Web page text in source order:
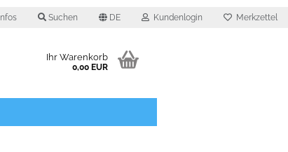
Infos Suchen DE Kundenlogin Merkzettel
Ihr Warenkorb
0,00 EUR